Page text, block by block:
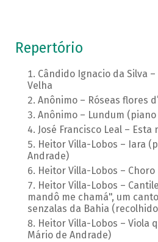
Repertório
Cândido Ignacio da Silva
Velha
Anônimo – Róseas flores
Anônimo – Lundum (piano
José Francisco Leal – Esta
Heitor Villa-Lobos – Iara
Andrade)
Heitor Villa-Lobos – Choro
Heitor Villa-Lobos –
mandô me chamá", um
senzalas da Bahia
Heitor Villa-Lobos – Viola
Mário de Andrade)